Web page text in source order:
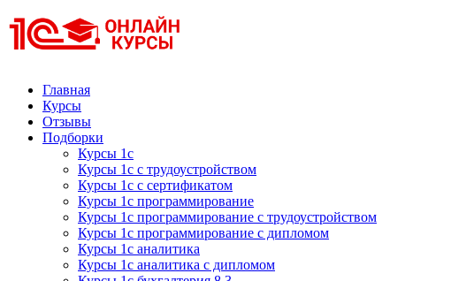
Курсы 1С
Курсы 1С официальная сертификация
Главная
Курсы
Отзывы
Подборки
Курсы 1с
Курсы 1с с трудоустройством
Курсы 1с с сертификатом
Курсы 1с программирование
Курсы 1с программирование с трудоустройством
Курсы 1с программирование с дипломом
Курсы 1с аналитика
Курсы 1с аналитика с дипломом